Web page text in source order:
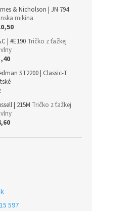
& Nicholson | JN 794
mikina
| #E190 Tričko z ťažkej
ST2200 | Classic-T
| 215M Tričko z ťažkej
597